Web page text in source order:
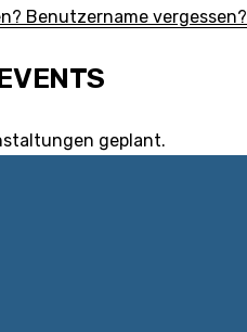
Benutzername vergessen?
geplant.